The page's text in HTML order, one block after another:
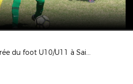
Rentrée du foot U10/U11 à Sainte Suzanne